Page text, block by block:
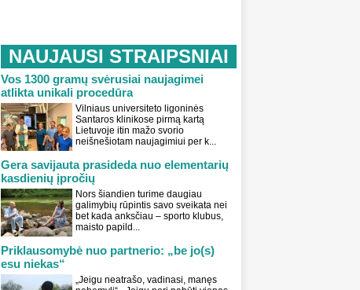
NAUJAUSI STRAIPSNIAI
Vos 1300 gramų svėrusiai naujagimei
atlikta unikali procedūra
Vilniaus universiteto ligoninės
Santaros klinikose pirmą kartą
Lietuvoje itin mažo svorio
neišnešiotam naujagimiui per k...
Gera savijauta prasideda nuo elementarių
kasdienių įpročių
Nors šiandien turime daugiau
galimybių rūpintis savo sveikata nei
bet kada anksčiau – sporto klubus,
maisto papild...
Priklausomybė nuo partnerio: „be jo(s)
esu niekas“
„Jeigu neatrašo, vadinasi, manęs